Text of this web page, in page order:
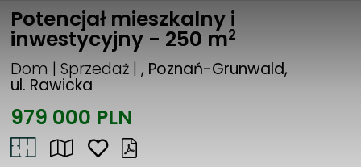
Potencjał mieszkalny i
inwestycyjny - 250 m2
Dom | Sprzedaż |, Poznań-Grunwald,
ul. Rawicka
979 000 PLN